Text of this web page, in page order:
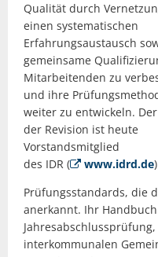
Qualität durch
einen systematischen
Erfahrungsaustausch
gemeinsame
Mitarbeitenden zu
und ihre
weiter zu entwickeln.
der Revision ist heute
Vorstandsmitglied
des IDR (
www.idrd.de
Prüfungsstandards, die
anerkannt. Ihr
interkommunalen